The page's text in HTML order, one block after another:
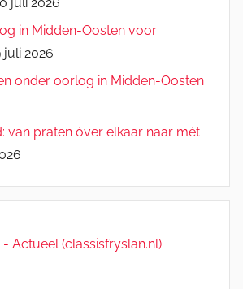
in Midden-Oosten voor
juli 2026
onder oorlog in Midden-Oosten
van praten óver elkaar naar mét
- Actueel (classisfryslan.nl)